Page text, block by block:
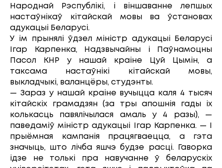
Народнай Рэспублікі, і віншаванне лепшых
настаўнікаў кітайскай мовы ва ўстановах
адукацыі Беларусі.
У ім прынялі ўдзел міністр адукацыі Беларусі
Ігар Карпенка, Надзвычайны і Паўнамоцны
Пасол КНР у нашай краіне Цуй Цымін, а
таксама настаўнікі кітайскай мовы,
выкладчыкі, валанцёры, студэнты.
— Зараз у нашай краіне вучыцца каля 4 тысяч
кітайскіх грамадзян (за тры апошнія гады іх
колькасць павялічылася амаль у 4 разы), —
паведаміў міністр адукацыі Ігар Карпенка. — І
прыёмная кампанія працягваецца, а гэта
значыць, што лічба яшчэ будзе расці. Гаворка
ідзе не толькі пра навучанне ў беларускіх